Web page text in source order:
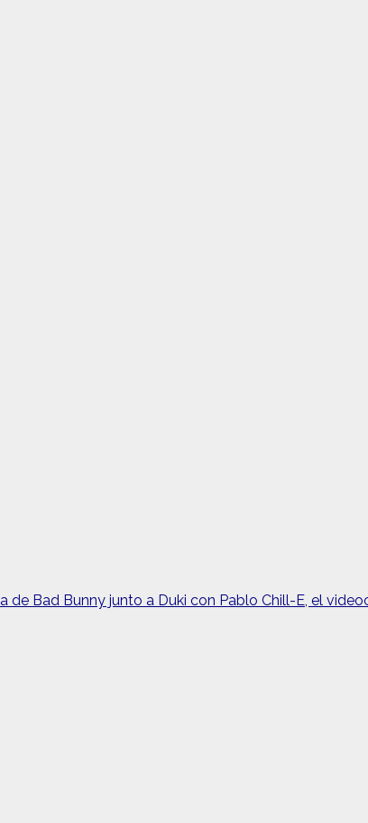
de Bad Bunny junto a Duki con Pablo Chill-E, el